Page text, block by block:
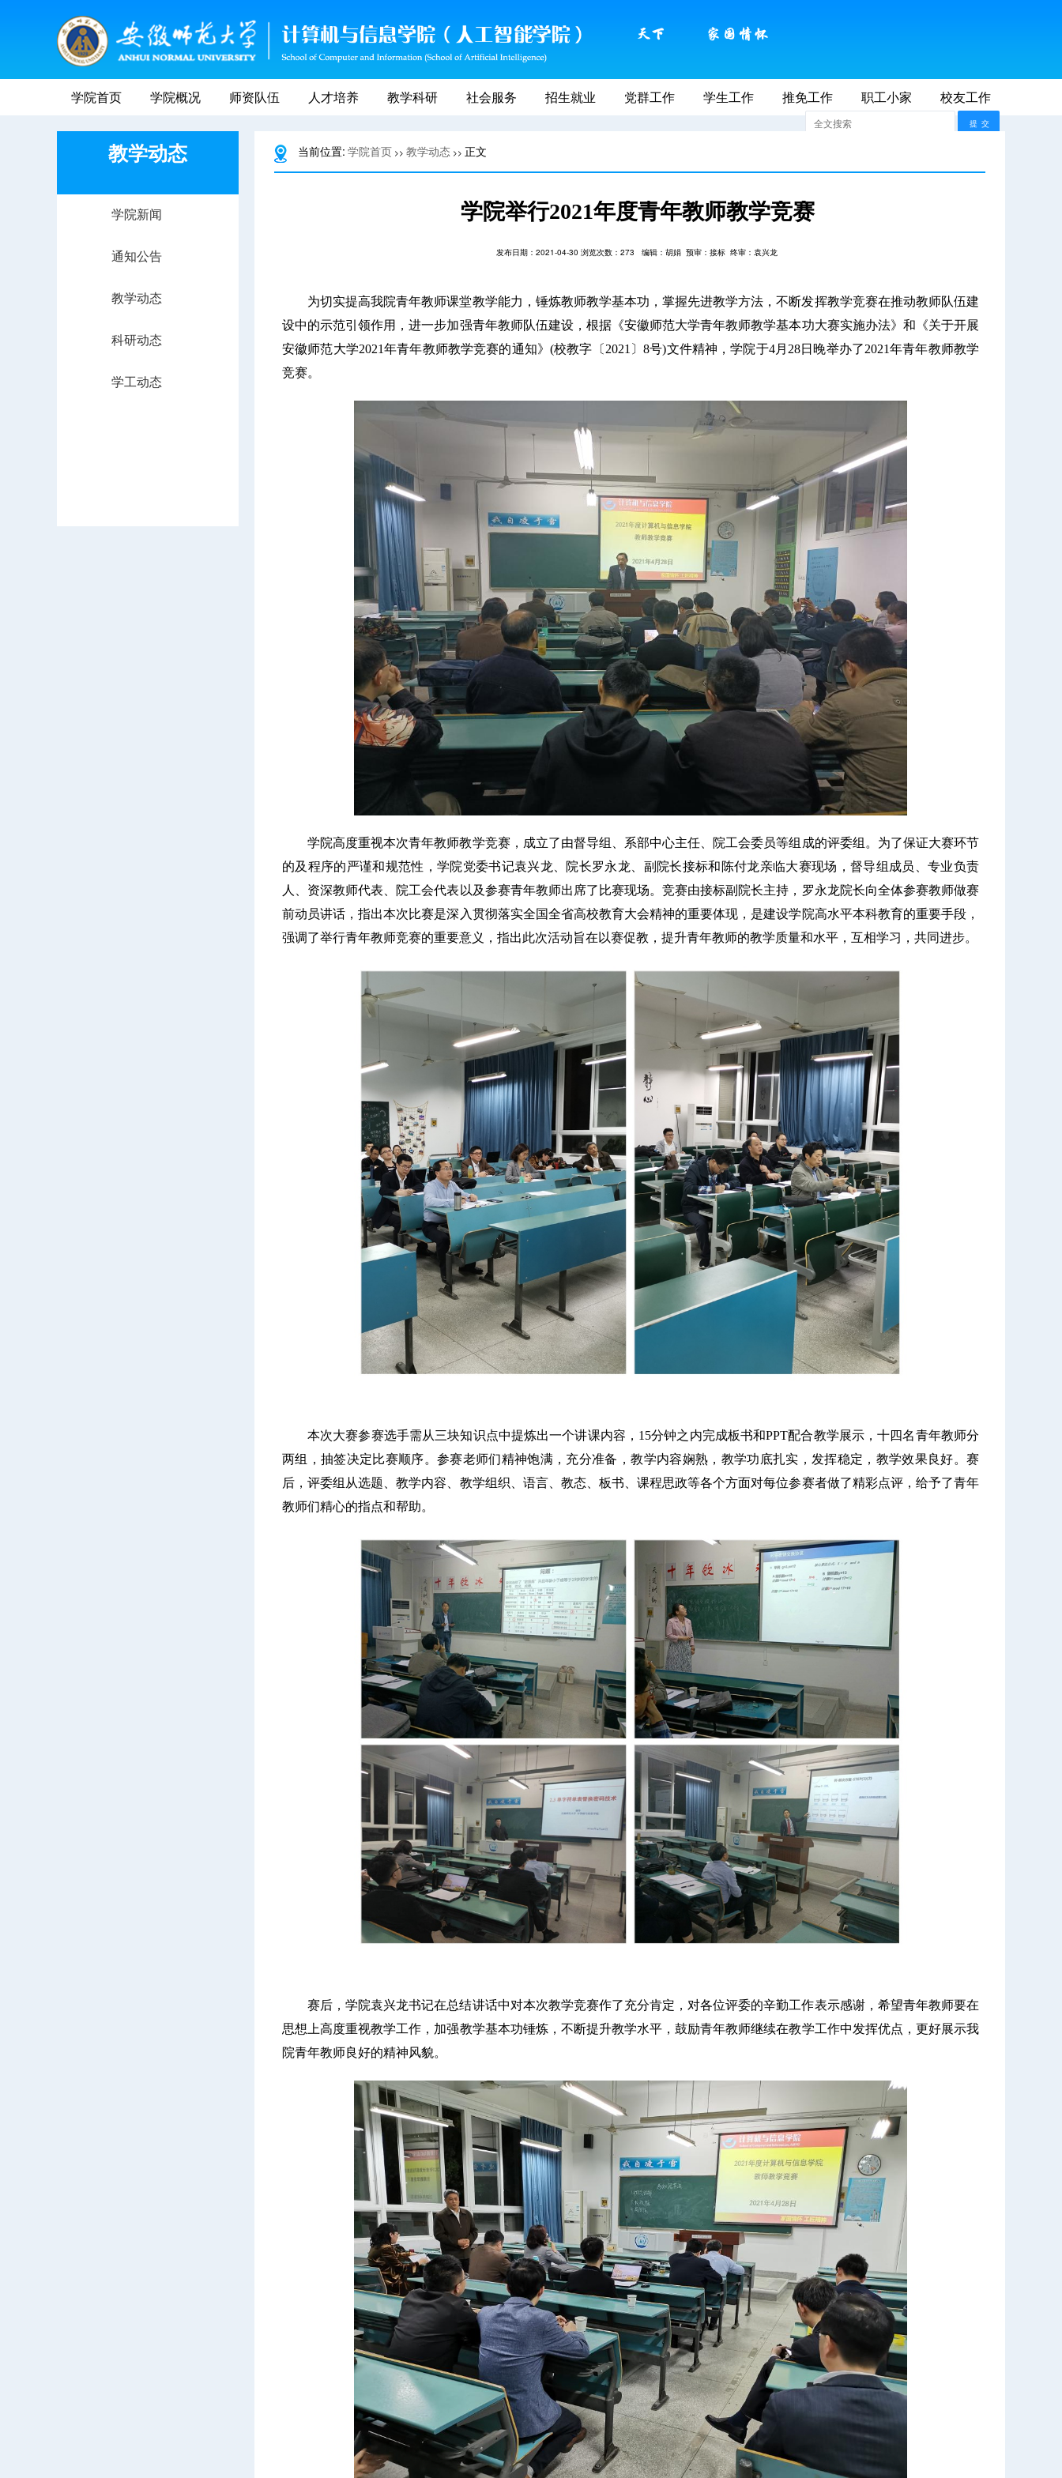
2026年8月9日 AM 12:48:57 联系我们 师大首页
学院首页 学院概况 师资队伍 人才培养 教学科研 社会服务 招生就业 党群工作 学生工作 推免工作 职工小家 校友工作
教学动态
学院新闻
通知公告
教学动态
科研动态
学工动态
当前位置: 学院首页 >> 教学动态 >> 正文
学院举行2021年度青年教师教学竞赛
发布日期：2021-04-30 浏览次数： 273 编辑：胡娟 预审：接标 终审：袁兴龙
为切实提高我院青年教师课堂教学能力，锤炼教师教学基本功，掌握先进教学方法，不断发挥教学竞赛在推动教师队伍建
设中的示范引领作用，进一步加强青年教师队伍建设，根据《安徽师范大学青年教师教学基本功大赛实施办法》和《关于开展
安徽师范大学2021年青年教师教学竞赛的通知》(校教字〔 2021 〕8号)文件精神，学院于4月 28日晚举办了2021年青年教师教学
竞赛。
学院高度重视本次青年教师教学竞赛，成立了由督导组、系部中心主任、院工会委员等组成的评委组。 为了保证大赛环节
的及程序的严谨和规范性，学院党委书记袁兴龙、院长罗永龙、副院长接标和陈付龙亲临大赛现场，督导组成员、专业负责
人、资深教师代表、院工会代表以及参赛青年教师出席了比赛现场。竞赛由接标副院长主持，罗永龙院长向全体参赛教师做赛
前动员讲话，指出本次比赛是深入贯彻落实全国全省高校教育大会精神的重要体现，是建设学院高水平本科教育的重要手段，
强调了举行青年教师竞赛的重要意义，指出此次活动旨在以赛促教，提升青年教师的教学质量和水平，互相学习，共同进步。
本次大赛参赛选手需从三块知识点中提炼出一个讲课内容， 15分钟之内完成板书和PPT配合教学展示，十四名青年教师分
两组，抽签决定比赛顺序。参赛老师们精神饱满，充分准备，教学内容娴熟，教学功底扎实，发挥稳定，教学效果良好。赛
后，评委组从选题、教学内容、教学组织、语言、教态、板书、课程思政等各个方面对每位参赛者做了精彩点评，给予了青年
教师们精心的指点和帮助。
赛后，学院袁兴龙书记在总结讲话中对本次教学竞赛作了充分肯定，对各位评委的辛勤工作表示感谢，希望青年教师要在
思想上高度重视教学工作，加强教学基本功锤炼，不断提升教学水平，鼓励青年教师继续在教学工作中发挥优点，更好展示我
院青年教师良好的精神风貌。